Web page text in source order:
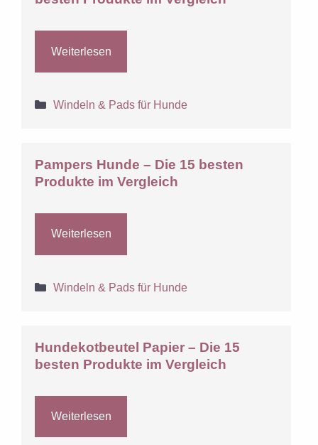
Weiterlesen
Kategorien
Windeln & Pads für Hunde
Pampers Hunde – Die 15 besten
Produkte im Vergleich
Weiterlesen
Kategorien
Windeln & Pads für Hunde
Hundekotbeutel Papier – Die 15
besten Produkte im Vergleich
Weiterlesen